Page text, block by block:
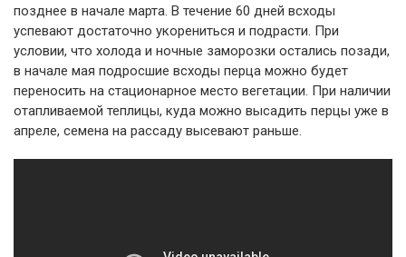
позднее в начале марта. В течение 60 дней всходы
успевают достаточно укорениться и подрасти. При
условии, что холода и ночные заморозки остались позади,
в начале мая подросшие всходы перца можно будет
переносить на стационарное место вегетации. При наличии
отапливаемой теплицы, куда можно высадить перцы уже в
апреле, семена на рассаду высевают раньше.